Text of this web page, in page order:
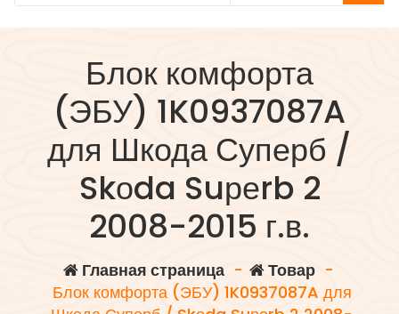
Блок комфорта
(ЭБУ) 1K0937087A
для Шкода Суперб /
Skоda Suреrb 2
2008-2015 г.в.
Главная страница- Товар-
Блок комфорта (ЭБУ) 1K0937087A для